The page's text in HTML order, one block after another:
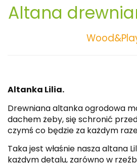
Altana
Altanka Lilia.
Drewniana altanka ogrodowa
dachem żeby, się schronić
czymś co będzie za każdym
Taka jest właśnie nasza altana
każdym detalu, zarówno w